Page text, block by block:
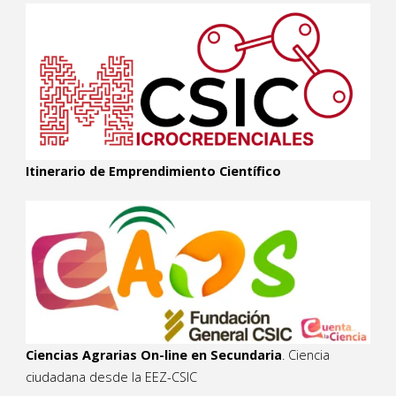
Itinerario de Emprendimiento Científico
Ciencias Agrarias On-line en Secundaria. Ciencia
ciudadana desde la EEZ-CSIC